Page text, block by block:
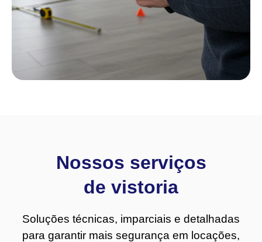
Nossos serviços
de vistoria
Soluções técnicas, imparciais e detalhadas
para garantir mais segurança em locações,